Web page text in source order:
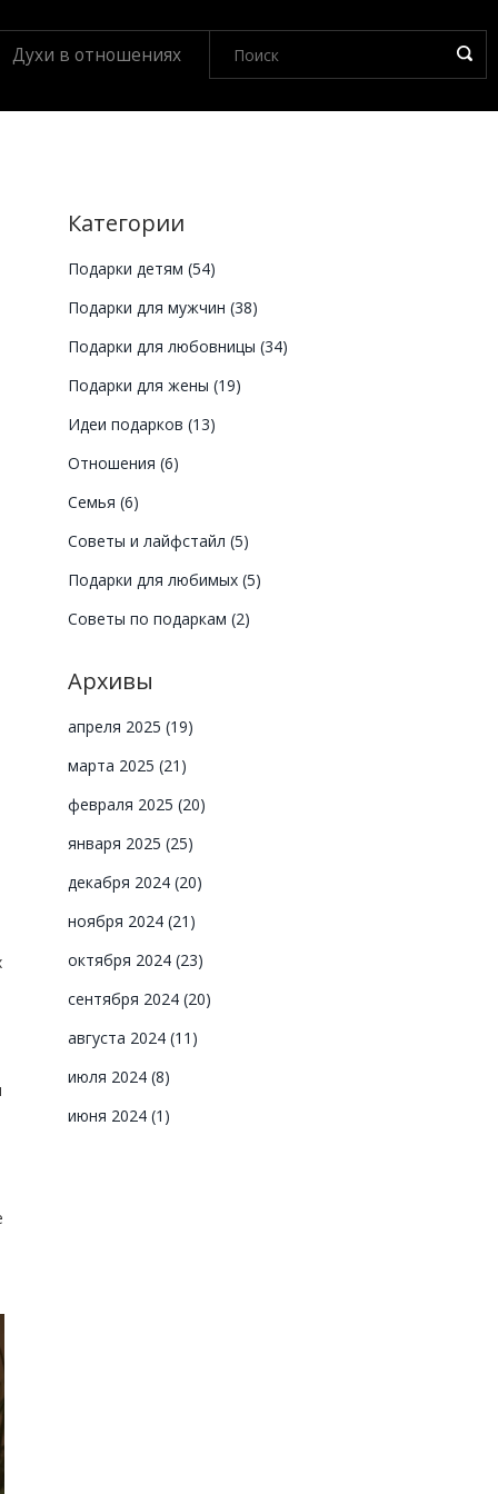
Духи в отношениях
Категории
Подарки детям (54)
Подарки для мужчин (38)
Подарки для любовницы (34)
Подарки для жены (19)
Идеи подарков (13)
Отношения (6)
Семья (6)
Советы и лайфстайл (5)
Подарки для любимых (5)
Советы по подаркам (2)
Архивы
апреля 2025 (19)
марта 2025 (21)
февраля 2025 (20)
января 2025 (25)
декабря 2024 (20)
ноября 2024 (21)
октября 2024 (23)
сентября 2024 (20)
августа 2024 (11)
июля 2024 (8)
июня 2024 (1)